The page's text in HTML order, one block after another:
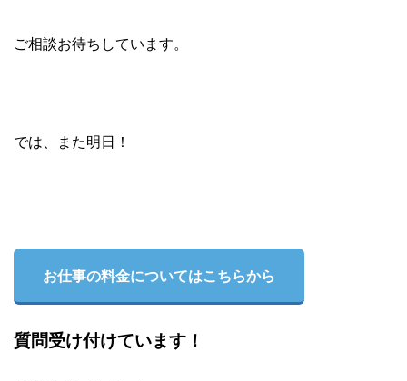
ご相談お待ちしています。
では、また明日！
お仕事の料金についてはこちらから
質問受け付けています！